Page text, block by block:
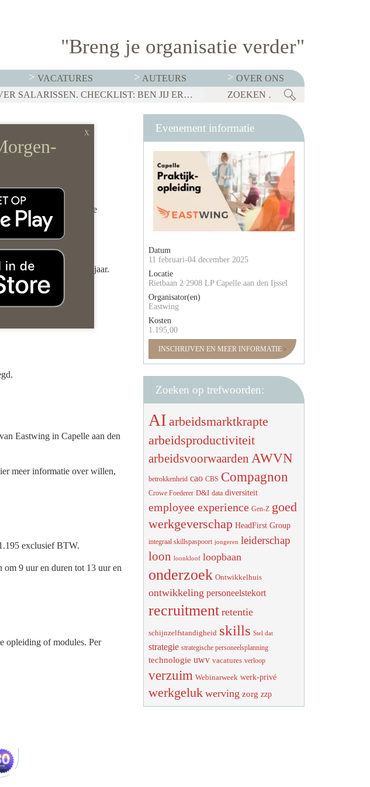
"Breng je organisatie verder"
VACATURES AUTEURS
OVER ONS
BEDRIJVEN MOETEN OP 1 JANUARI 2027 TRANSPARANT ZIJN OVER SALARISSEN. CHECKLIST: BEN JIJ ER KLAAR VOOR?
werken. Dat kunnen
ook organisaties die
module 3 en 4 in het najaar.
Eastwing in Capelle aan den
meer informatie over willen,
exclusief BTW.
9 uur en duren tot 13 uur en
opleiding of modules. Per
Evenement informatie
Datum
11 februari-04 december 2025
Locatie
Rietbaan 2 2908 LP Capelle aan den Ijssel
Organisator(en)
Eastwing
Kosten
1.195,00
INSCHRIJVEN EN MEER INFORMATIE
Zoeken op trefwoorden:
AI arbeidsmarktkrapte
arbeidsproductiviteit
arbeidsvoorwaarden AWVN
betrokkenheid cao CBS Compagnon
Crowe Foederer D&I data diversiteit
employee experience Gen-Z goed
werkgeverschap HeadFirst Group
integraal skillspaspoort jongeren leiderschap
loon loonkloof loopbaan
onderzoek Ontwikkelhuis
ontwikkeling personeelstekort
recruitment retentie
schijnzelfstandigheid skills Stel dat
strategie strategische personeelsplanning
technologie uwv vacatures verloop
verzuim Webinarweek werk-privé
werkgeluk werving zorg zzp